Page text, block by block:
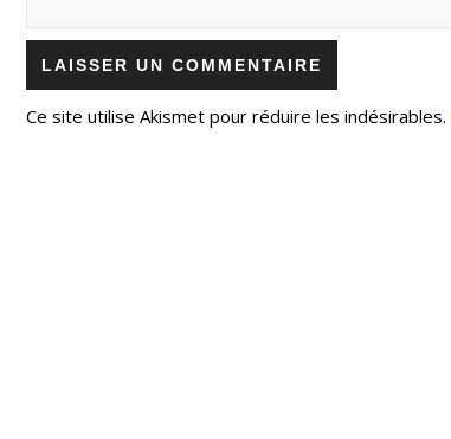
Ce site utilise Akismet pour réduire les indésirables.